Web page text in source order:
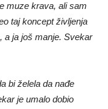
muze krava, ali sam
taj koncept življenja
a ja još manje. Svekar
bi želela da nađe
je umalo dobio